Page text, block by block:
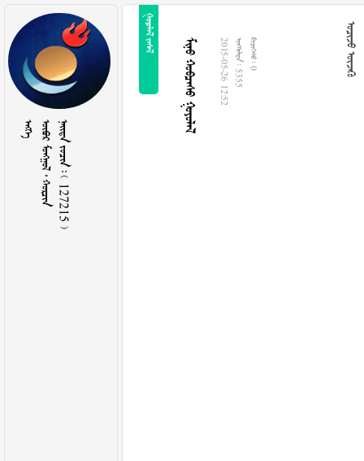
        127215 
 
   2015-05-26 12:52  5355  0  